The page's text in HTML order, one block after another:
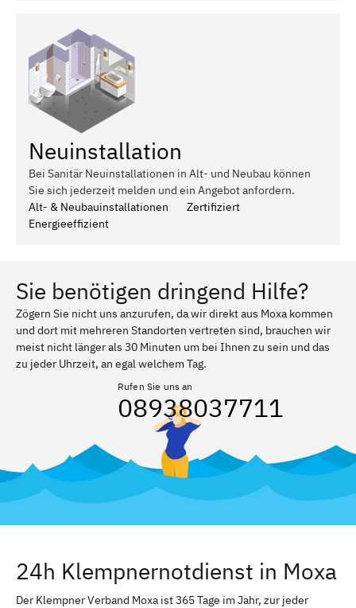
Neuinstallation
Bei Sanitär Neuinstallationen in Alt- und Neubau können
Sie sich jederzeit melden und ein Angebot anfordern.
Alt- & Neubauinstallationen
Zertifiziert
Energieeffizient
Sie benötigen dringend Hilfe?
Zögern Sie nicht uns anzurufen, da wir direkt aus Moxa kommen
und dort mit mehreren Standorten vertreten sind, brauchen wir
meist nicht länger als 30 Minuten um bei Ihnen zu sein und das
zu jeder Uhrzeit, an egal welchem Tag.
Rufen Sie uns an
08938037711
24h Klempnernotdienst in Moxa
Der Klempner Verband Moxa ist 365 Tage im Jahr, zur jeder